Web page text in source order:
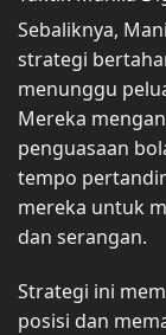
Sebaliknya,
strategi
menunggu
Mereka
penguasaan
tempo
mereka untuk
dan serangan.
Strategi ini
posisi dan